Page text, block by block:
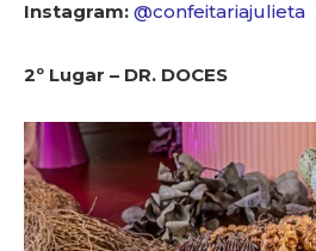
Instagram: @confeitariajulieta
2º Lugar – DR. DOCES